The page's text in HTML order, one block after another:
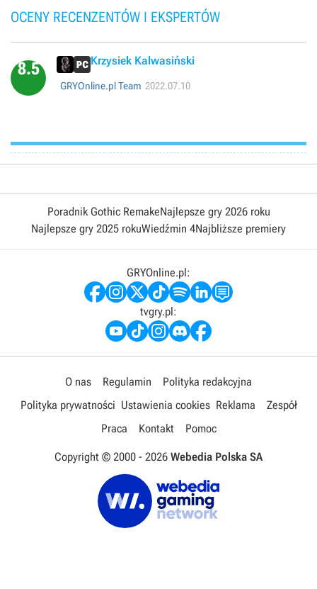
OCENY RECENZENTÓW I EKSPERTÓW
8.5 Krzysiek Kalwasiński
GRYOnline.pl Team 2022.07.10
Poradnik Gothic RemakeNajlepsze gry 2026 roku
Najlepsze gry 2025 rokuWiedźmin 4Najbliższe premiery
GRYOnline.pl:
tvgry.pl:
O nas Regulamin
Polityka redakcyjna
Polityka prywatności Ustawienia cookies Reklama
Zespół
Praca
Kontakt Pomoc
Copyright © 2000 - 2026 Webedia Polska SA